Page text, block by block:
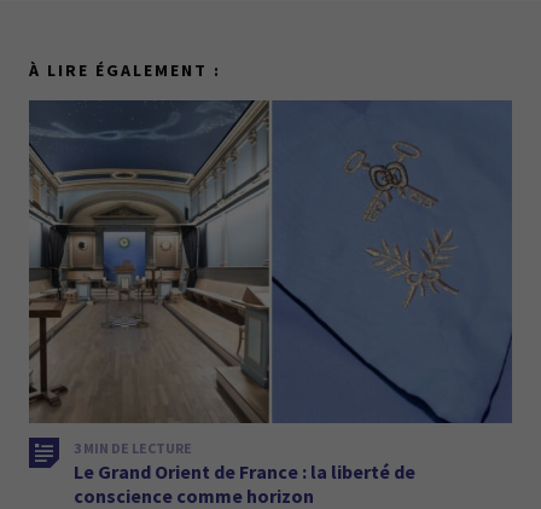
À LIRE ÉGALEMENT :
3 MIN DE LECTURE
Le Grand Orient de France : la liberté de
conscience comme horizon